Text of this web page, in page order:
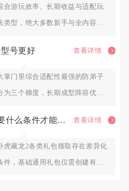
合游玩效率、长期收益与适配玩
类型，绝大多数新手与全内容探
号更好 查看详情
掌门里综合适配性最强的防弟子
为三个梯度，长期成型阵容优先
卧虎藏龙2的礼包需要什么条件才能领取 查看详情
虎藏龙2各类礼包领取存在差异化
件，基础通用礼包仅需创建有效